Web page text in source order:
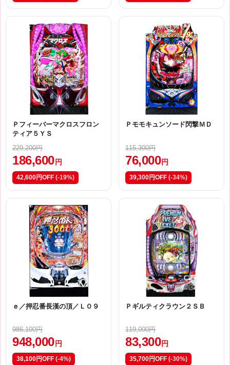
Ｐフィーバーマクロスフロン
ティア５ＹＳ
229,200円
186,600 円
42,600円OFF (-19%)
Ｐモモキュンソード閃撃ＭＤ
115,300円
76,000 円
39,300円OFF (-34%)
ｅ／押忍番長漢の頂／Ｌ０９
986,100円
948,000 円
38,100円OFF (-4%)
Ｐギルティクラウン２ＳＢ
119,000円
83,300 円
35,700円OFF (-30%)